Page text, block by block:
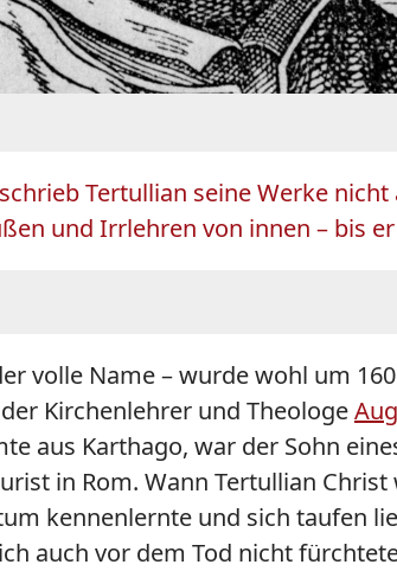
Tertullian seine Werke
und Irrlehren von innen – bis
volle Name – wurde wohl um
Kirchenlehrer und Theologe
aus Karthago, war der Sohn
in Rom. Wann Tertullian
kennenlernte und sich taufen
auch vor dem Tod nicht